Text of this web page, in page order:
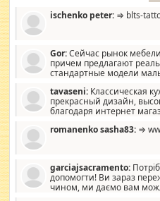
ischenko peter: ⇒ blts-
Gor:Сейчас рынок
причем предлагают
стандартные модели
стандартные формы, в MebelOk,
со вкусом все в порядке, без
мебель, а это не последний
tavaseni: Классическая
прекрасный дизайн,
благодаря интернет
romanenko sasha83: ⇒
garciajsacramento:
допомогти! Ви зараз
чином, ми даємо вам